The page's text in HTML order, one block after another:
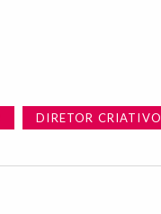
DIRETOR CRIATIVO